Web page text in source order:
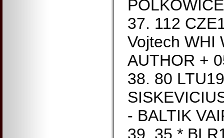
37. 112
Vojtech WHI
AUTHOR +
38. 80
- BALTIK
39. 35 *